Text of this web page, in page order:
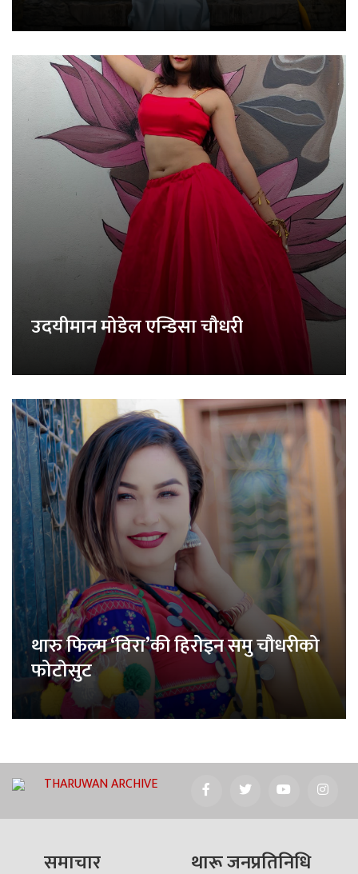
उदयीमान मोडेल एन्डिसा चौधरी
थारु फिल्म ‘विरा’की हिरोइन समु चौधरीको
फोटोसुट
THARUWAN ARCHIVE
समाचार थारू जनप्रतिनिधि